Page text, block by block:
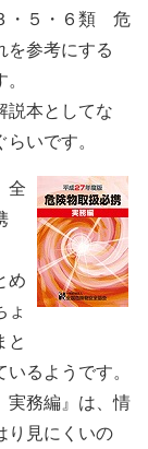
・５・６類 危
を参考にする
説本としてな
いです。
全
め
ょ
と
るようです。
務編』は、情
り見にくいの